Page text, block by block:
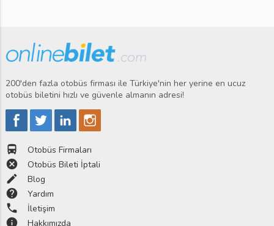
200'den fazla otobüs firması ile Türkiye'nin her yerine en ucuz
otobüs biletini hızlı ve güvenle almanın adresi!
directions_bus Otobüs Firmaları
cancel Otobüs Bileti İptali
edit Blog
help Yardım
phone İletişim
info Hakkımızda